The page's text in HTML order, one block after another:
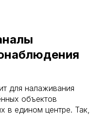
для налаживания
объектов
в едином центре. Так,